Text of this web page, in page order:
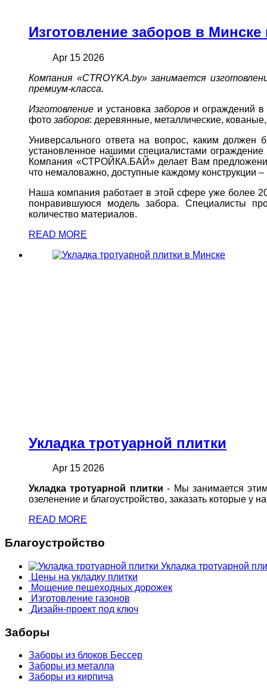
Изготовление заборов в
Apr 15 2026
Компания «CTROYKA.by» занимается
премиум-класса.
Изготовление и установка заборови ограждений в
фото заборов: деревянные, металлические,
Универсального ответа на вопрос, каким
установленное нашими специалистами
Компания «СТРОЙКА.БАЙ» делает Вам
что немаловажно, доступные каждому конструкции
Наша компания работает в этой сфере уже более
понравившуюся модель забора. Специалисты
количество материалов.
READ MORE
Укладка тротуарной плитки
Apr 15 2026
Укладка тротуарной плитки - Мы занимается
озеленение и благоустройство, заказать которые у
READ MORE
Благоустройство
Укладка тротуарной
Цены на укладку плитки
Мощение пешеходных дорожек
Изготовление газонов
Дизайн-проект под ключ
Заборы
Заборы из блоков Бессер
Заборы из металла
Заборы из кирпича